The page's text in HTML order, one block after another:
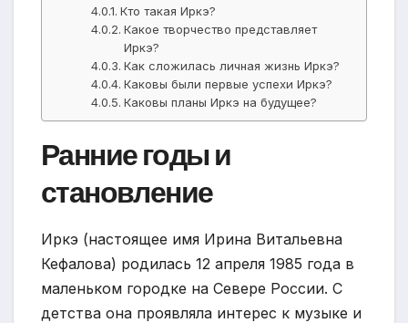
Кто такая Иркэ?
Какое творчество представляет
Иркэ?
Как сложилась личная жизнь Иркэ?
Каковы были первые успехи Иркэ?
Каковы планы Иркэ на будущее?
Ранние годы и
становление
Иркэ (настоящее имя Ирина Витальевна
Кефалова) родилась 12 апреля 1985 года в
маленьком городке на Севере России. С
детства она проявляла интерес к музыке и